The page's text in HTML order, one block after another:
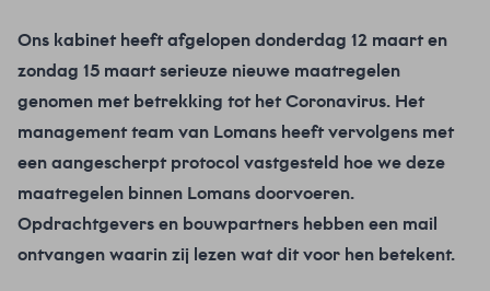
Ons kabinet heeft afgelopen donderdag 12 maart en
zondag 15 maart serieuze nieuwe maatregelen
genomen met betrekking tot het Coronavirus. Het
management team van Lomans heeft vervolgens met
een aangescherpt protocol vastgesteld hoe we deze
maatregelen binnen Lomans doorvoeren.
Opdrachtgevers en bouwpartners hebben een mail
ontvangen waarin zij lezen wat dit voor hen betekent.